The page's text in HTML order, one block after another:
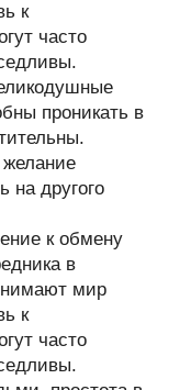
к
часто
проникать в
на другого
к обмену
в
мир
к
часто